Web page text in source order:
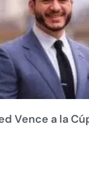
Vence a la